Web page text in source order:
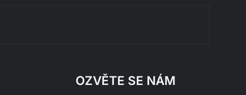
OZVĚTE SE NÁM